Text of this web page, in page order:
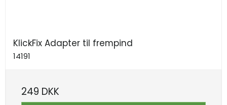
KlickFix Adapter til frempind
14191
249 DKK